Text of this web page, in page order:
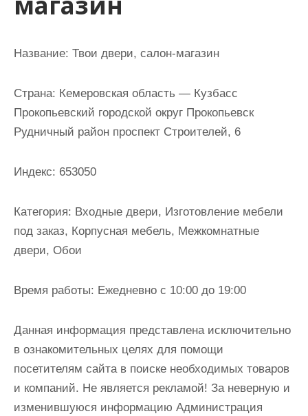
Название: Твои двери, салон-магазин
Страна: Кемеровская область — Кузбасс
Прокопьевский городской округ Прокопьевск
Рудничный район проспект Строителей, 6
Индекс: 653050
Категория: Входные двери, Изготовление мебели
под заказ, Корпусная мебель, Межкомнатные
двери, Обои
Время работы: Ежедневно с 10:00 до 19:00
Данная информация представлена исключительно
в ознакомительных целях для помощи
посетителям сайта в поиске необходимых товаров
и компаний. Не является рекламой! За неверную и
изменившуюся информацию Администрация